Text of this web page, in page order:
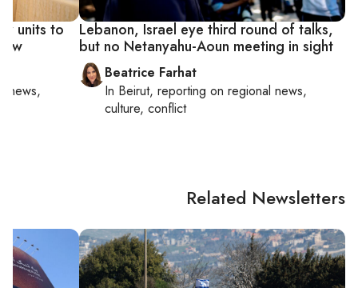
Lebanon, Israel eye third round of talks,
but no Netanyahu-Aoun meeting in sight
Beatrice Farhat
In Beirut, reporting onregional news,
culture, conflict
units to
news,
Related Newsletters